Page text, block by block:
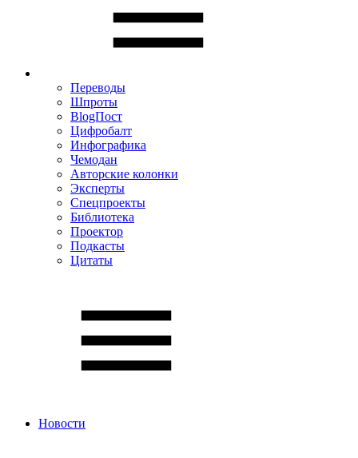
Переводы
Шпроты
BlogПост
Цифробалт
Инфографика
Чемодан
Авторские колонки
Эксперты
Спецпроекты
Библиотека
Проектор
Подкасты
Цитаты
Новости